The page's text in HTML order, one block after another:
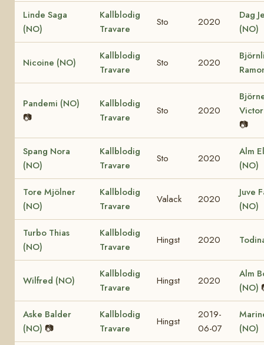
Linde Saga
(NO)
Kallblodig
Travare
Sto 2020
Dag
(NO)
Nicoine (NO)
Kallblodig
Travare
Sto 2020
Pandemi (NO)
📷
Kallblodig
Travare
Sto 2020
📷
Spang Nora
(NO)
Kallblodig
Travare
Sto 2020
Alm
(NO)
Tore Mjölner
(NO)
Kallblodig
Travare
Valack 2020
Juve
(NO)
Turbo Thias
(NO)
Kallblodig
Travare
Hingst 2020
Wilfred (NO)
Kallblodig
Travare
Hingst 2020
Alm
(NO)
Aske Balder
(NO) 📷
Kallblodig
Travare
Hingst
2019-
06-07
(NO)